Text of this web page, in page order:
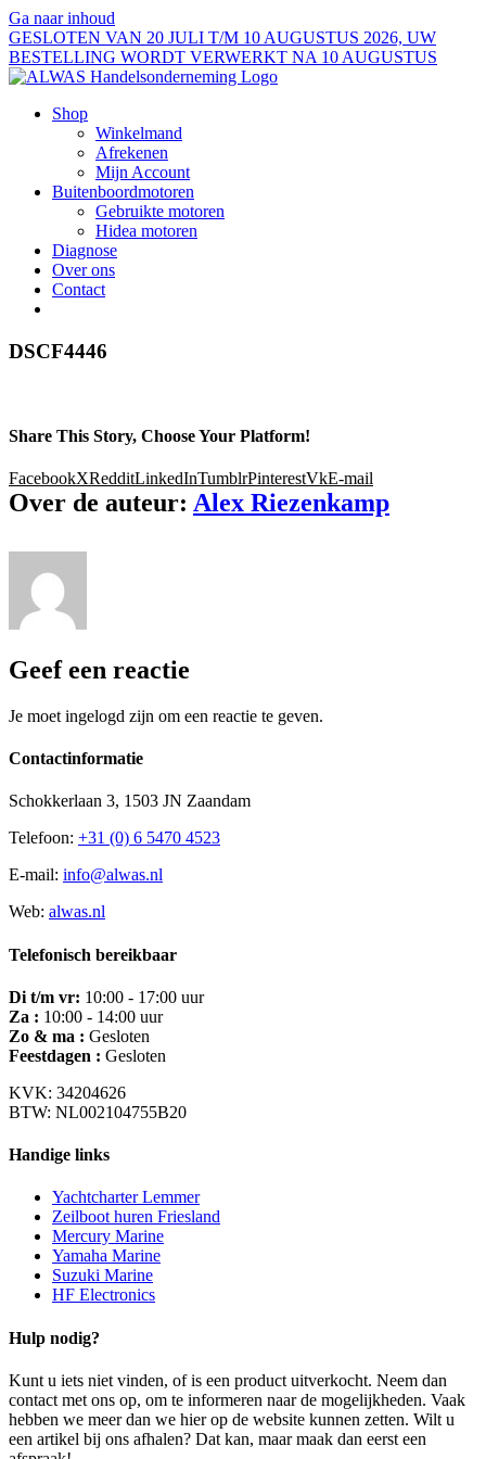
Ga naar inhoud
GESLOTEN VAN 20 JULI T/M 10 AUGUSTUS 2026, UW
BESTELLING WORDT VERWERKT NA 10 AUGUSTUS
Shop
Winkelmand
Afrekenen
Mijn Account
Buitenboordmotoren
Gebruikte motoren
Hidea motoren
Diagnose
Over ons
Contact
DSCF4446
Share This Story, Choose Your Platform!
FacebookXRedditLinkedInTumblrPinterestVkE-mail
Over de auteur: Alex Riezenkamp
Geef een reactie
Je moet ingelogd zijn om een reactie te geven.
Contactinformatie
Schokkerlaan 3, 1503 JN Zaandam
Telefoon: +31 (0) 6 5470 4523
E-mail: info@alwas.nl
Web: alwas.nl
Telefonisch bereikbaar
Di t/m vr: 10:00 - 17:00 uur
Za : 10:00 - 14:00 uur
Zo & ma : Gesloten
Feestdagen : Gesloten
KVK: 34204626
BTW: NL002104755B20
Handige links
Yachtcharter Lemmer
Zeilboot huren Friesland
Mercury Marine
Yamaha Marine
Suzuki Marine
HF Electronics
Hulp nodig?
Kunt u iets niet vinden, of is een product uitverkocht. Neem dan
contact met ons op, om te informeren naar de mogelijkheden. Vaak
hebben we meer dan we hier op de website kunnen zetten. Wilt u
een artikel bij ons afhalen? Dat kan, maar maak dan eerst een